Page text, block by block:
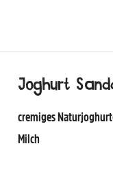
Joghurt
cremiges
Milch